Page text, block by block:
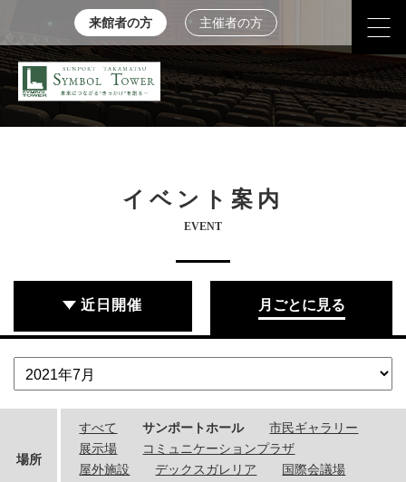
来館者の方 主催者の方
イベント案内
EVENT
近日開催 月ごとに見る
場所
すべて サンポートホール
市民ギャラリー
展示場
コミュニケーションプラザ
屋外施設
デックスガレリア
国際会議場